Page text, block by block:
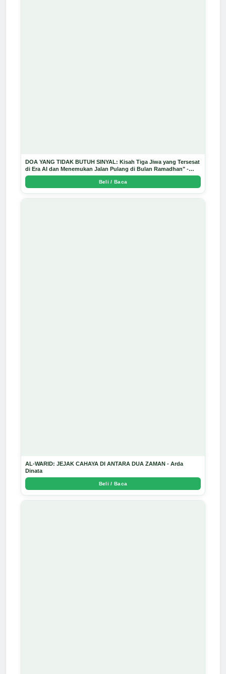
DOA YANG TIDAK BUTUH SINYAL: Kisah Tiga Jiwa yang Tersesat
di Era AI dan Menemukan Jalan Pulang di Bulan Ramadhan" -
Arda Dinata
Beli / Baca
AL-WARID: JEJAK CAHAYA DI ANTARA DUA ZAMAN - Arda
Dinata
Beli / Baca